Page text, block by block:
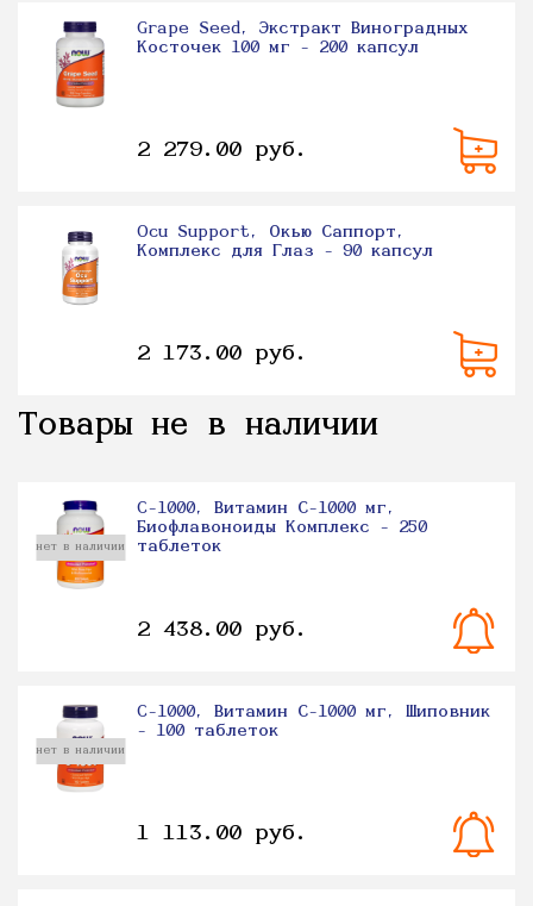
Grape Seed, Экстракт Виноградных
Косточек 100 мг - 200 капсул
2 279.00 руб.
Ocu Support, Окью Саппорт,
Комплекс для Глаз - 90 капсул
2 173.00 руб.
Товары не в наличии
нет в наличии
C-1000, Витамин С-1000 мг,
Биофлавоноиды Комплекс - 250
таблеток
2 438.00 руб.
нет в наличии
C-1000, Витамин С-1000 мг, Шиповник
- 100 таблеток
1 113.00 руб.